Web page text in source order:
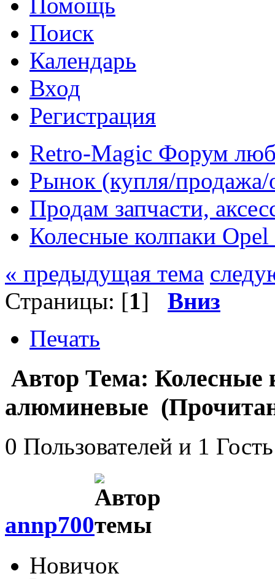
Поиск
Календарь
Вход
Регистрация
Retro-Magic Форум
Рынок (купля/продажа/
Продам запчасти,
Колесные колпаки
« предыдущая тема
Страницы: [1] Вниз
Печать
Автор Тема: Колесные
алюминевые
0 Пользователей и 1
annp700
Новичок